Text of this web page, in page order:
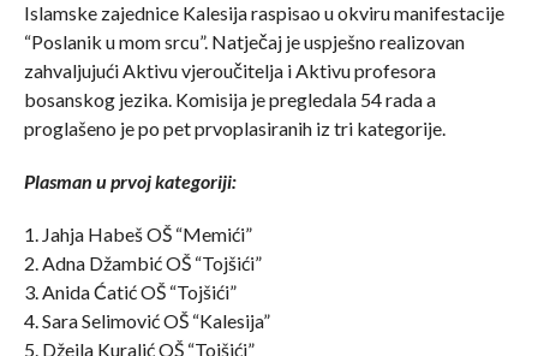
Islamske zajednice Kalesija raspisao u okviru manifestacije
“Poslanik u mom srcu”. Natječaj je uspješno realizovan
zahvaljujući Aktivu vjeroučitelja i Aktivu profesora
bosanskog jezika. Komisija je pregledala 54 rada a
proglašeno je po pet prvoplasiranih iz tri kategorije.
Plasman u prvoj kategoriji:
1. Jahja Habeš OŠ “Memići”
2. Adna Džambić OŠ “Tojšići”
3. Anida Ćatić OŠ “Tojšići”
4. Sara Selimović OŠ “Kalesija”
5. Džejla Kuralić OŠ “Tojšići”